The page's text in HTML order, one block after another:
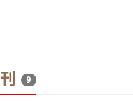
9